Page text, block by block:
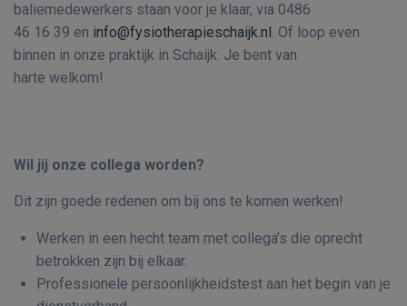
baliemedewerkers staan voor je klaar, via 0486
46 16 39 en info@fysiotherapieschaijk.nl. Of loop even
binnen in onze praktijk in Schaijk. Je bent van
harte welkom!
Wil jij onze collega worden?
Dit zijn goede redenen om bij ons te komen werken!
Werken in een hecht team met collega’s die oprecht
betrokken zijn bij elkaar.
Professionele persoonlijkheidstest aan het begin van je